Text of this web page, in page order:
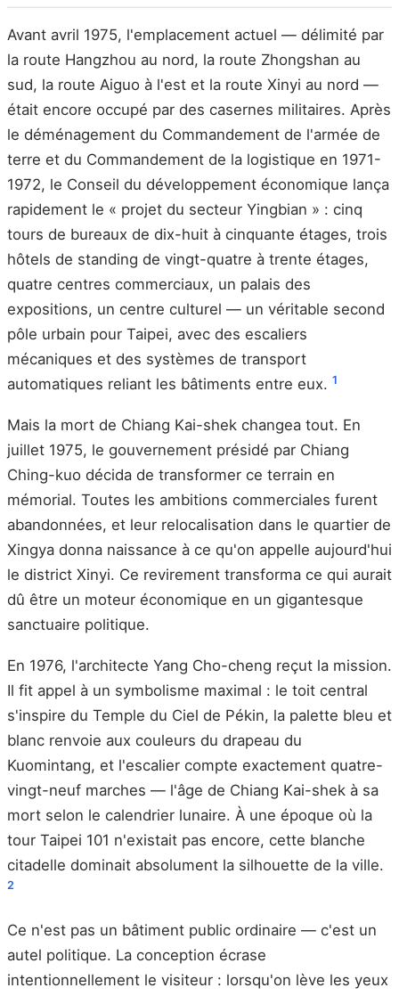
Avant avril 1975, l'emplacement actuel — délimité par
la route Hangzhou au nord, la route Zhongshan au
sud, la route Aiguo à l'est et la route Xinyi au nord —
était encore occupé par des casernes militaires. Après
le déménagement du Commandement de l'armée de
terre et du Commandement de la logistique en 1971-
1972, le Conseil du développement économique lança
rapidement le « projet du secteur Yingbian » : cinq
tours de bureaux de dix-huit à cinquante étages, trois
hôtels de standing de vingt-quatre à trente étages,
quatre centres commerciaux, un palais des
expositions, un centre culturel — un véritable second
pôle urbain pour Taipei, avec des escaliers
mécaniques et des systèmes de transport
automatiques reliant les bâtiments entre eux. 1
Mais la mort de Chiang Kai-shek changea tout. En
juillet 1975, le gouvernement présidé par Chiang
Ching-kuo décida de transformer ce terrain en
mémorial. Toutes les ambitions commerciales furent
abandonnées, et leur relocalisation dans le quartier de
Xingya donna naissance à ce qu'on appelle aujourd'hui
le district Xinyi. Ce revirement transforma ce qui aurait
dû être un moteur économique en un gigantesque
sanctuaire politique.
En 1976, l'architecte Yang Cho-cheng reçut la mission.
Il fit appel à un symbolisme maximal : le toit central
s'inspire du Temple du Ciel de Pékin, la palette bleu et
blanc renvoie aux couleurs du drapeau du
Kuomintang, et l'escalier compte exactement quatre-
vingt-neuf marches — l'âge de Chiang Kai-shek à sa
mort selon le calendrier lunaire. À une époque où la
tour Taipei 101 n'existait pas encore, cette blanche
citadelle dominait absolument la silhouette de la ville.
2
Ce n'est pas un bâtiment public ordinaire — c'est un
autel politique. La conception écrase
intentionnellement le visiteur : lorsqu'on lève les yeux